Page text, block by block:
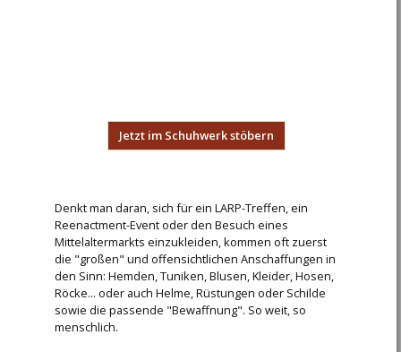
Jetzt im Schuhwerk stöbern
Denkt man daran, sich für ein LARP-Treffen, ein
Reenactment-Event oder den Besuch eines
Mittelaltermarkts einzukleiden, kommen oft zuerst
die "großen" und offensichtlichen Anschaffungen in
den Sinn: Hemden, Tuniken, Blusen, Kleider, Hosen,
Röcke... oder auch Helme, Rüstungen oder Schilde
sowie die passende "Bewaffnung". So weit, so
menschlich.